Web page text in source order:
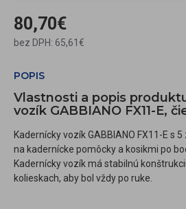
80,70€
bez DPH: 65,61€
POPIS
Vlastnosti a popis
vozík GABBIANO FX11-E,
Kadernícky vozík GABBIANO FX11-E s
na kadernícke pomôcky a kosikmi po
Kadernícky vozík má stabilnú
kolieskach, aby bol vždy po ruke.